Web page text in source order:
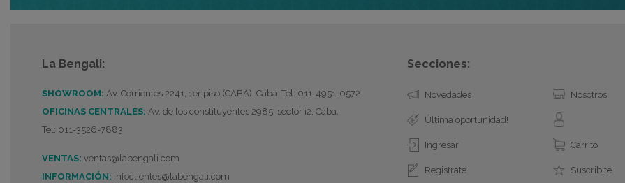
La Bengali:
SHOWROOM: Av. Corrientes 2241, 1er piso (CABA). Caba. Tel: 011-4951-0572
OFICINAS CENTRALES: Av. de los constituyentes 2985, sector i2, Caba.
Tel: 011-3526-7883
VENTAS: ventas@labengali.com
INFORMACIÓN: infoclientes@labengali.com
Secciones:
Novedades
Última oportunidad!
Ingresar
Registrate
Nosotros
Carrito
Suscribite